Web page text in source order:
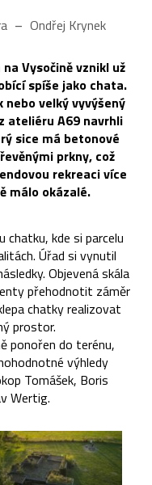
Ondřej Krynek
Vysočině vznikl už
spíše jako chata.
velký vyvýšený
ateliéru A69 navrhli
sice má betonové
prkny, což
rekreaci více
málo okázalé.
kde si parcelu
Úřad si vynutil
Objevená skála
přehodnotit záměr
chatky realizovat
prostor.
ponořen do terénu,
výhledy
Tomášek, Boris
Wertig.